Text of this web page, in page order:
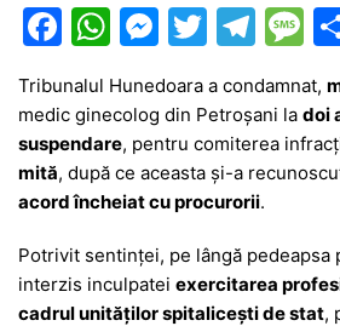
F
c
e
b
o
o
k
W
at
s
A
p
p
M
s
s
e
n
g
er
T
itt
er
T
e
gr
a
m
M
s
s
a
e
Tribunalul Hunedoara a condamnat,
medic ginecolog din Petroșani la doi
suspendare, pentru comiterea
mită, după ce aceasta și-a
acord încheiat cu procurorii.
Potrivit sentinței, pe lângă pedeapsa
interzis inculpatei exercitarea
cadrul unităților spitalicești de stat,